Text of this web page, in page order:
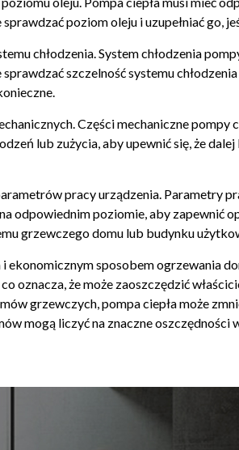
poziom oleju i uzupełniać go,
chłodzenia. System chłodzenia
szczelność systemu
Części mechaniczne pompy
lub zużycia, aby upewnić się, że
pracy urządzenia. Parametry
odpowiednim poziomie, aby zapewnić
grzewczego domu lub budynku
ekonomicznym sposobem ogrzewania
oznacza, że może zaoszczędzić
grzewczych, pompa ciepła może
mogą liczyć na znaczne oszczędności